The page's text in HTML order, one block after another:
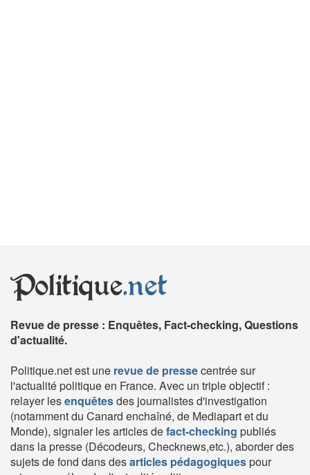
Politique.net
Revue de presse : Enquêtes, Fact-checking, Questions
d'actualité.
Politique.net est une revue de pressecentrée sur
l'actualité politique en France. Avec un triple objectif :
relayer lesenquêtesdes journalistes d'investigation
(notamment du Canard enchaîné, de Mediapart et du
Monde), signaler les articles defact-checking publiés
dans la presse (Décodeurs, Checknews,etc.), aborder des
sujets de fond dans desarticles pédagogiquespour